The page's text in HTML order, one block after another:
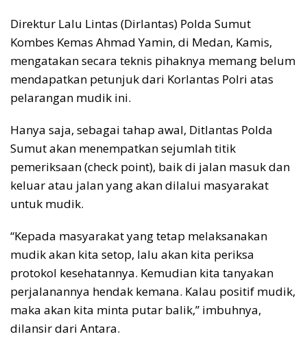
Direktur Lalu Lintas (Dirlantas) Polda Sumut
Kombes Kemas Ahmad Yamin, di Medan, Kamis,
mengatakan secara teknis pihaknya memang belum
mendapatkan petunjuk dari Korlantas Polri atas
pelarangan mudik ini.
Hanya saja, sebagai tahap awal, Ditlantas Polda
Sumut akan menempatkan sejumlah titik
pemeriksaan (check point), baik di jalan masuk dan
keluar atau jalan yang akan dilalui masyarakat
untuk mudik.
“Kepada masyarakat yang tetap melaksanakan
mudik akan kita setop, lalu akan kita periksa
protokol kesehatannya. Kemudian kita tanyakan
perjalanannya hendak kemana. Kalau positif mudik,
maka akan kita minta putar balik,” imbuhnya,
dilansir dari Antara.